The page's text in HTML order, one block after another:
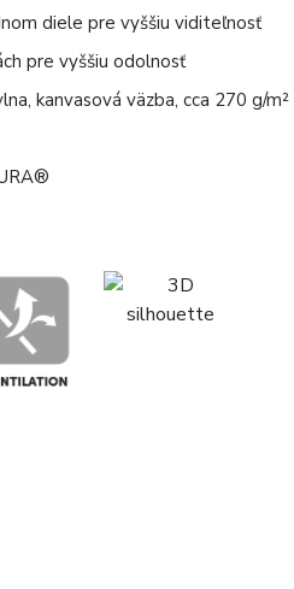
diele pre vyššiu viditeľnosť
pre vyššiu odolnosť
kanvasová väzba, cca 270 g/m²